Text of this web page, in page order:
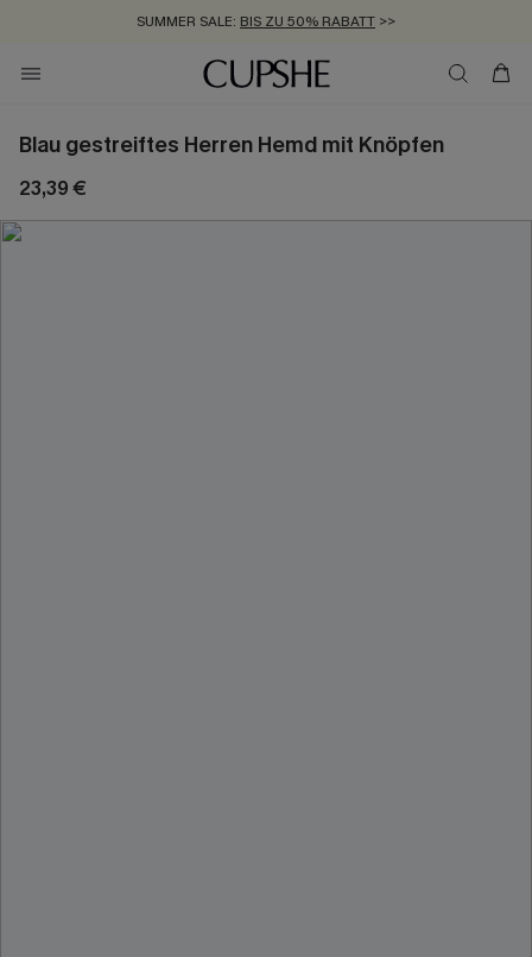
SUMMER SALE: BIS ZU 50% RABATT >>
ZUM NEWSLETTER:BIS ZU -20% EXTRA ERHALTEN
KOSTENLOSER VERSAND AB 89 €
Blau gestreiftes Herren Hemd mit Knöpfen
23,39 €